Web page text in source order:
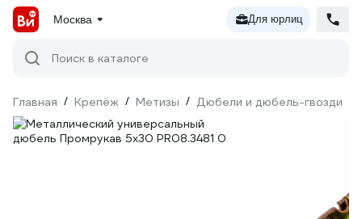
Москва Для юрлиц
Поиск в каталоге
Главная / Крепёж / Метизы / Дюбели и дюбель-гвозди